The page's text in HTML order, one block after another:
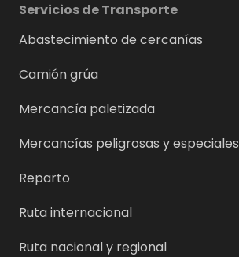
Servicios de Transporte
Abastecimiento de cercanías
Camión grúa
Mercancía paletizada
Mercancías peligrosas y especiales
Reparto
Ruta internacional
Ruta nacional y regional